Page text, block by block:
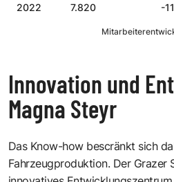
2022 7.820 -
Innovation und
Magna Steyr
Das Know-how bescränkt sich
Fahrzeugproduktion. Der Grazer